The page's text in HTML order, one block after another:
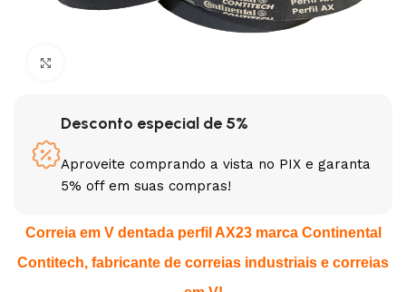
Desconto especial de 5%
Aproveite comprando a vista no PIX e garanta
5% off em suas compras!
Correia em V dentada perfil AX23 marca Continental
Contitech, fabricante de correias industriais e correias